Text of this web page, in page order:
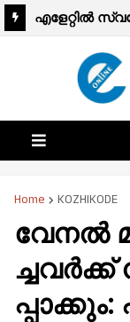
എളേറ്റിൽ
ജാഫർ
Home KOZHIKODE
വേ​ന​ല്‍
ച്ചവർക്ക്